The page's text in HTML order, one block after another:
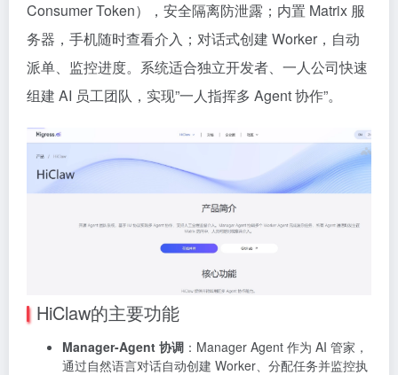
Consumer Token），安全隔离防泄露；内置 Matrix 服
务器，手机随时查看介入；对话式创建 Worker，自动
派单、监控进度。系统适合独立开发者、一人公司快速
组建 AI 员工团队，实现”一人指挥多 Agent 协作”。
HiClaw的主要功能
Manager-Agent 协调 ：Manager Agent 作为 AI 管家，
通过自然语言对话自动创建 Worker、分配任务并监控执